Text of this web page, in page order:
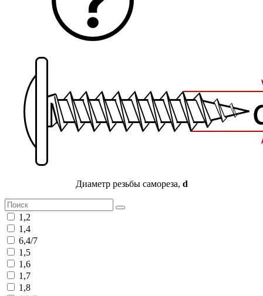
Диаметр резьбы самореза, d
1,2
1,4
6,4/7
1,5
1,6
1,7
1,8